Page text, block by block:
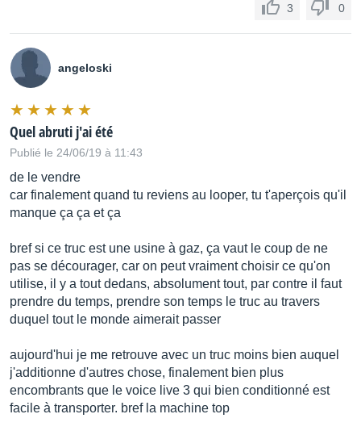
Direct control over each effect, instead of previously
Improved Transducer Style Transitions
Transducer
Transducer transitions sound smoother
Double
New 1/2 Note Delay Division
Delay
New Delay Filters
Delay
3 0
angeloski
Quel abruti j'ai été
Publié le 24/06/19 à 11:43
de le vendre
car finalement quand tu reviens au looper, tu t'aperçois qu'il
manque ça ça et ça
bref si ce truc est une usine à gaz, ça vaut le coup de ne
pas se décourager, car on peut vraiment choisir ce qu'on
utilise, il y a tout dedans, absolument tout, par contre il faut
prendre du temps, prendre son temps le truc au travers
duquel tout le monde aimerait passer
aujourd'hui je me retrouve avec un truc moins bien auquel
j'additionne d'autres chose, finalement bien plus
encombrants que le voice live 3 qui bien conditionné est
facile à transporter. bref la machine top